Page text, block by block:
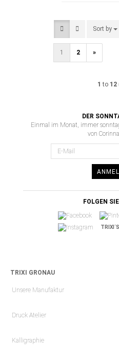
Sort by
Sort by
1 2 »
1 to 12
DER
Einmal im Monat, immer
von
FOLGEN
TRIXI GRONAU
Unsere Manufaktur
Druck Atelier
Kalligraphie